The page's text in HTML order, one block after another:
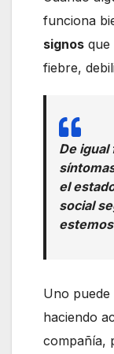
funciona
signos que
fiebre,
De
el
social
Uno puede
haciendo
compañía,